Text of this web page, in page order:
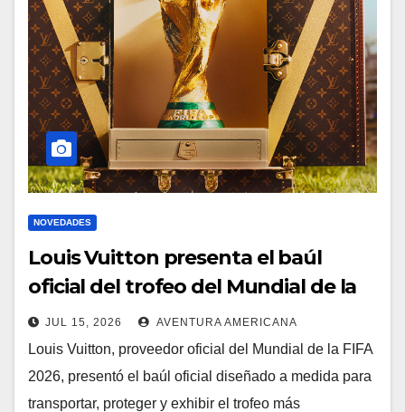
NOVEDADES
Louis Vuitton presenta el baúl
oficial del trofeo del Mundial de la
FIFA 2026
JUL 15, 2026 AVENTURA AMERICANA
Louis Vuitton, proveedor oficial del Mundial de la FIFA
2026, presentó el baúl oficial diseñado a medida para
transportar, proteger y exhibir el trofeo más